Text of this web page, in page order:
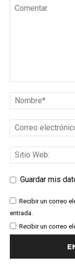
Guardar mis
Recibir un correo
entrada.
Recibir un correo